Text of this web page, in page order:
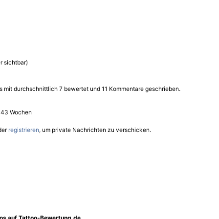
sichtbar)
mit durchschnittlich 7 bewertet und 11 Kommentare geschrieben.
Wochen
registrieren, um private Nachrichten zu verschicken.